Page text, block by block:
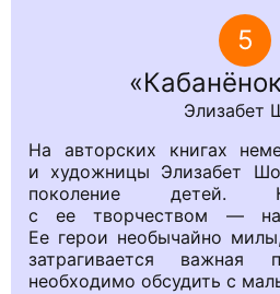
5
Элизабет
На авторских книгах
и художницы Элизабет
поколение детей.
с ее творчеством —
Ее герои необычайно
затрагивается важная
необходимо обсудить с